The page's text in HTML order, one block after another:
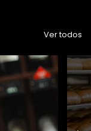
Ver todos